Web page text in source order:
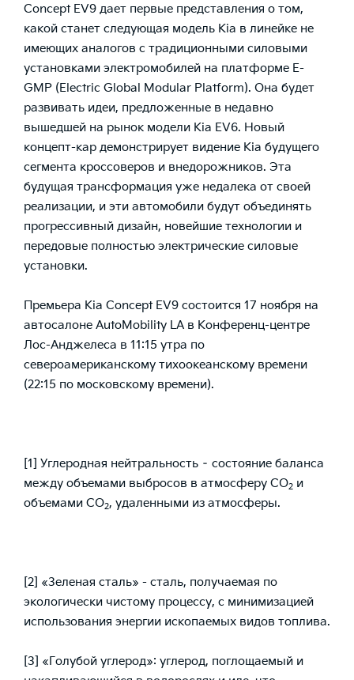
Concept EV9 дает первые представления о том,
какой станет следующая модель Kia в линейке не
имеющих аналогов с традиционными силовыми
установками электромобилей на платформе E-
GMP (Electric Global Modular Platform). Она будет
развивать идеи, предложенные в недавно
вышедшей на рынок модели Kia EV6. Новый
концепт-кар демонстрирует видение Kia будущего
сегмента кроссоверов и внедорожников. Эта
будущая трансформация уже недалека от своей
реализации, и эти автомобили будут объединять
прогрессивный дизайн, новейшие технологии и
передовые полностью электрические силовые
установки.
Премьера Kia Concept EV9 состоится 17 ноября на
автосалоне AutoMobility LA в Конференц-центре
Лос-Анджелеса в 11:15 утра по
североамериканскому тихоокеанскому времени
(22:15 по московскому времени).
[1] Углеродная нейтральность – состояние баланса
между объемами выбросов в атмосферу CO2 и
объемами CO2, удаленными из атмосферы.
[2] «Зеленая сталь» - сталь, получаемая по
экологически чистому процессу, с минимизацией
использования энергии ископаемых видов топлива.
[3] «Голубой углерод»: углерод, поглощаемый и